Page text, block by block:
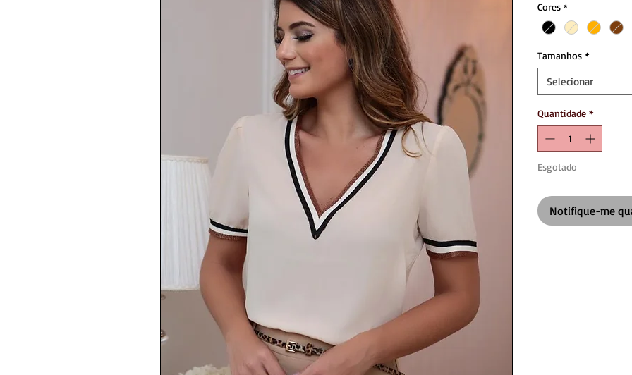
Cores *
Tamanhos *
Selecionar
Quantidade *
Esgotado
Notifique-me